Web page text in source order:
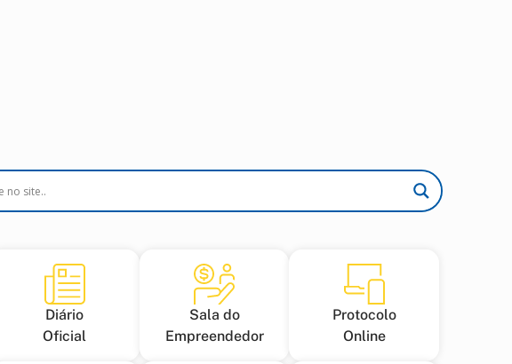
Diário
Oficial
Sala do
Empreendedor
Protocolo
Online